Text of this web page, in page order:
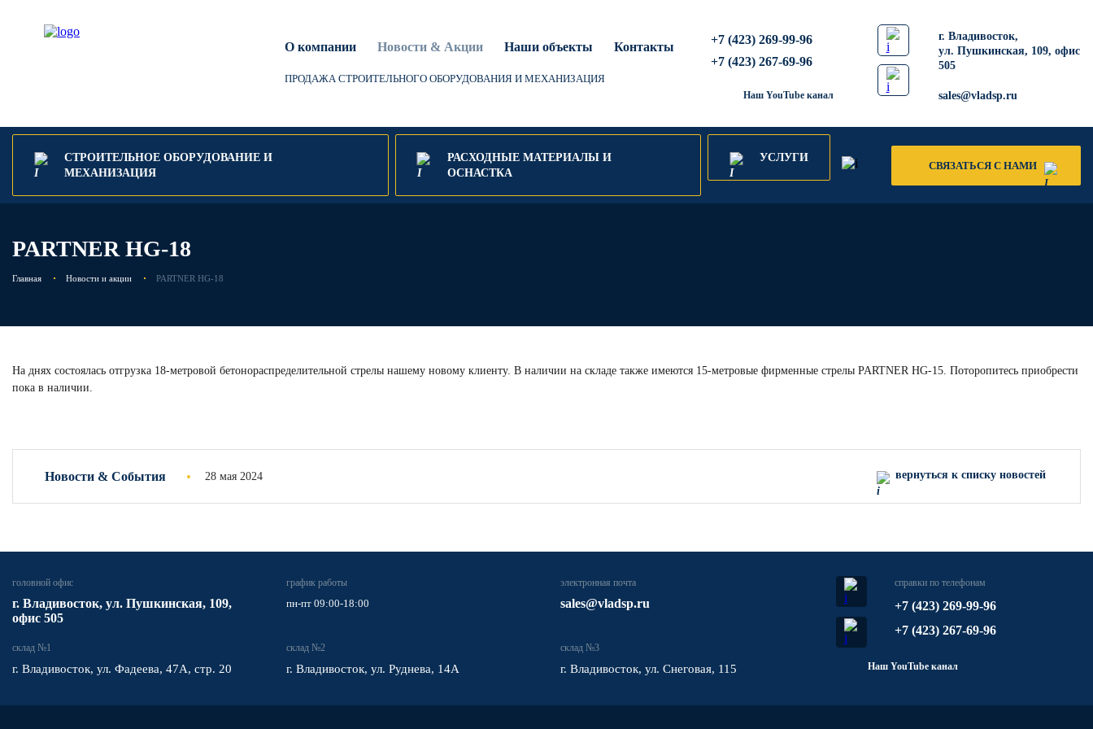
О компании Новости & Акции Наши объекты Контакты
ПРОДАЖА СТРОИТЕЛЬНОГО ОБОРУДОВАНИЯ И МЕХАНИЗАЦИЯ
+7 (423) 269-99-96
+7 (423) 267-69-96
Наш YouTube канал
​г. Владивосток,
ул. Пушкинская, 109, офис
505
sales@vladsp.ru
СТРОИТЕЛЬНОЕ ОБОРУДОВАНИЕ И
МЕХАНИЗАЦИЯ
РАСХОДНЫЕ МАТЕРИАЛЫ И
ОСНАСТКА
УСЛУГИ
СВЯЗАТЬСЯ С НАМИ
PARTNER HG-18
Главная Новости и акции PARTNER HG-18
На днях состоялась отгрузка 18-метровой бетонораспределительной стрелы нашему новому клиенту. В наличии на складе также имеются 15-метровые фирменные стрелы PARTNER HG-15. Поторопитесь приобрести
пока в наличии.
Новости & Cобытия 28 мая 2024 вернуться к списку новостей
головной офис
​г. Владивосток, ул. Пушкинская, 109,
офис 505
график работы
пн-пт 09:00-18:00
электронная почта
sales@vladsp.ru
склад №1
г. Владивосток, ул. Фадеева, 47А, стр. 20
склад №2
г. Владивосток, ул. Руднева, 14А
склад №3
г. Владивосток, ул. Снеговая, 115
справки по телефонам
+7 (423) 269-99-96
+7 (423) 267-69-96
Наш YouTube канал